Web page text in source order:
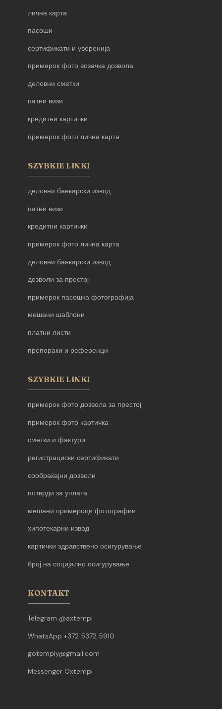
лична карта
пасоши
сертификати и уверенија
примерок фото возачка дозвола
деловни сметки
патни визи
кредитни картички
примерок фото лична карта
SZYBKIE LINKI
деловни банкарски извод
патни визи
кредитни картички
примерок фото лична карта
деловни банкарски извод
дозволи за престој
примерок пасошка фотографија
мешани шаблони
платни листи
препораки и референци
SZYBKIE LINKI
примерок фото дозвола за престој
примерок фото картичка
сметки и фактури
регистрациски сертификати
сообраќајни дозволи
потврди за уплата
мешани примероци фотографии
хипотекарни извод
картички здравствено осигурување
број на социјално осигурување
KONTAKT
Telegram @axtempl
WhatsApp +372 5372 5910
gotemply@gmail.com
Messenger Oxtempl